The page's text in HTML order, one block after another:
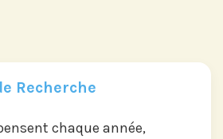
Recherche
chaque année,